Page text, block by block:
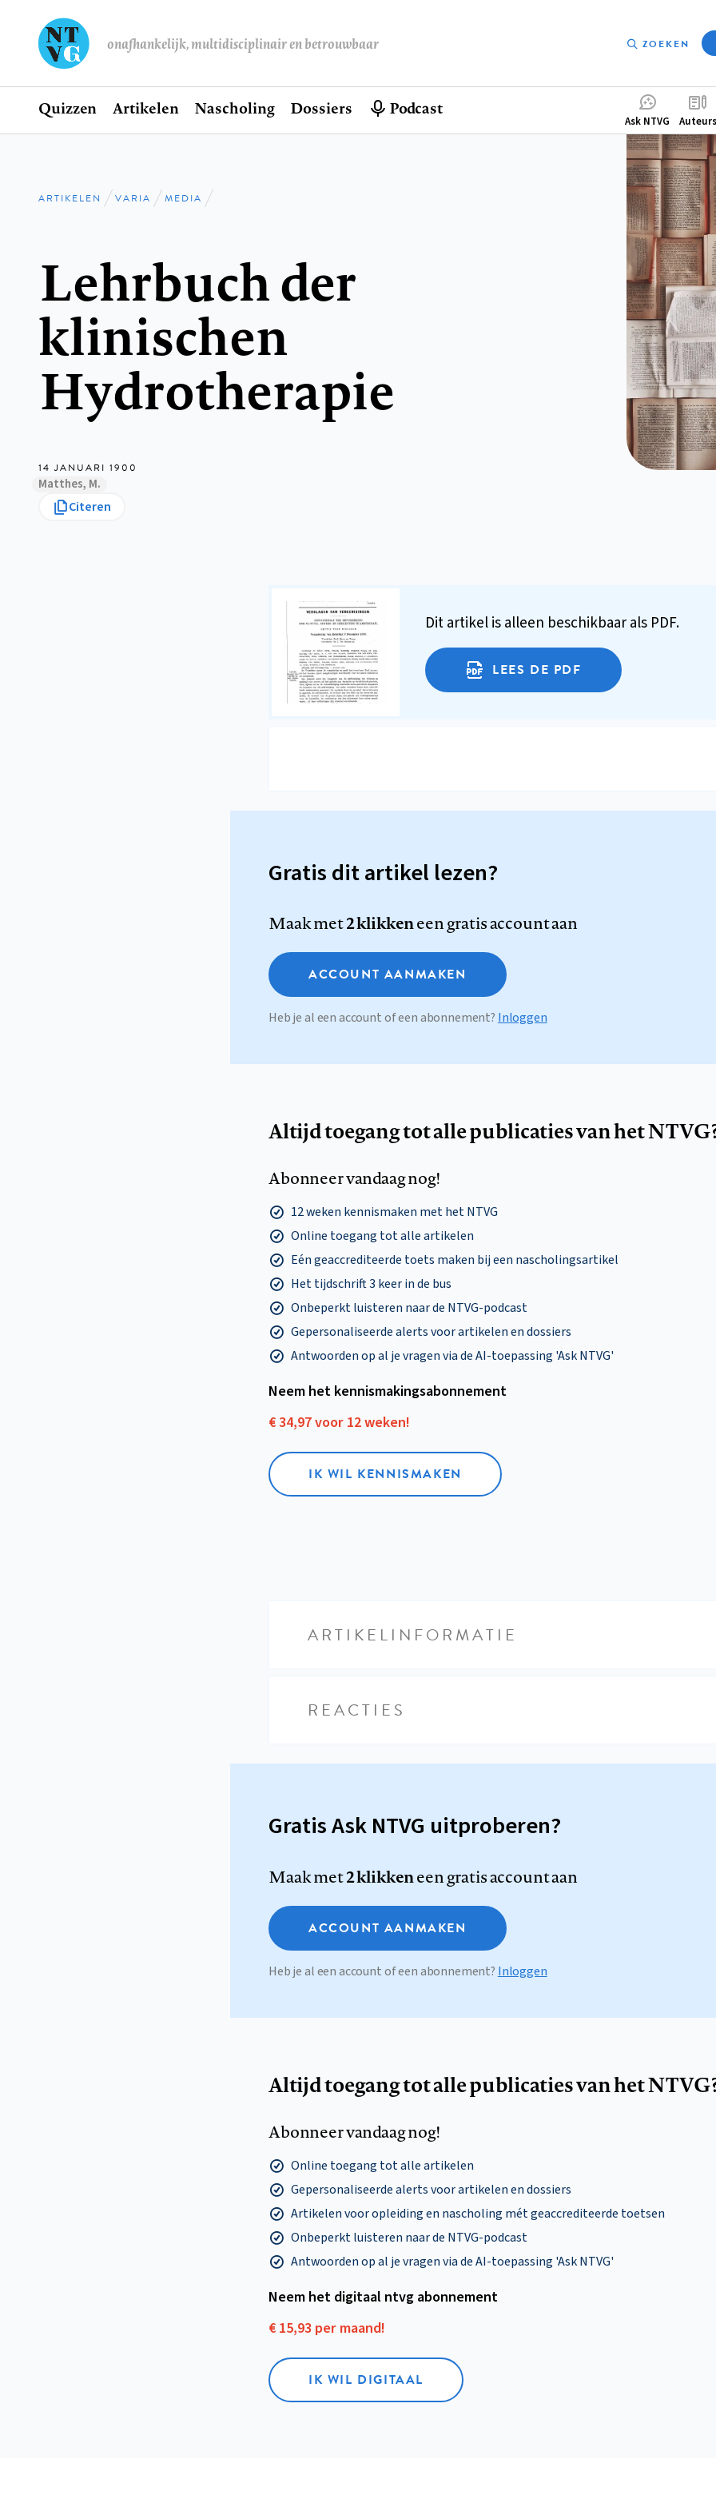
onafhankelijk, multidisciplinair en betrouwbaar ZOEKEN
Hoofdnavigatie
Home
Quizzen Artikelen Nascholing Dossiers Podcast
menu
Ask NTVG Auteurs
Kruimelpad
ARTIKELEN VARIA MEDIA
Lehrbuch der
klinischen
Hydrotherapie
14 JANUARI 1900
Matthes, M.
Citeren
Dit artikel is alleen beschikbaar als PDF.
LEES DE PDF
Gratis dit artikel lezen?
Maak met2 klikkeneen gratis account aan
ACCOUNT AANMAKEN
Heb je al een account of een abonnement? Inloggen
Altijd toegang tot alle publicaties van het
Abonneer vandaag nog!
12 weken kennismaken met het NTVG
Online toegang tot alle artikelen
Eén geaccrediteerde toets maken bij een nascholingsartikel
Het tijdschrift 3 keer in de bus
Onbeperkt luisteren naar de NTVG-podcast
Gepersonaliseerde alerts voor artikelen en dossiers
Antwoorden op al je vragen via de AI-toepassing 'Ask NTVG'
Neem het kennismakings­abonnement
€ 34,97 voor 12 weken!
IK WIL KENNISMAKEN
ARTIKELINFORMATIE
REACTIES
Gratis Ask NTVG uitproberen?
Maak met2 klikkeneen gratis account aan
ACCOUNT AANMAKEN
Heb je al een account of een abonnement? Inloggen
Altijd toegang tot alle publicaties van het
Abonneer vandaag nog!
Online toegang tot alle artikelen
Gepersonaliseerde alerts voor artikelen en dossiers
Artikelen voor opleiding en nascholing mét geaccrediteerde toetsen
Onbeperkt luisteren naar de NTVG-podcast
Antwoorden op al je vragen via de AI-toepassing 'Ask NTVG'
Neem het digitaal ntvg abonnement
€ 15,93 per maand!
IK WIL DIGITAAL